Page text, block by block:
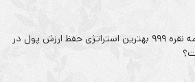
چرا خرید ساچمه نقره ۹۹۹ بهترین استراتژی حفظ ارزش پول در